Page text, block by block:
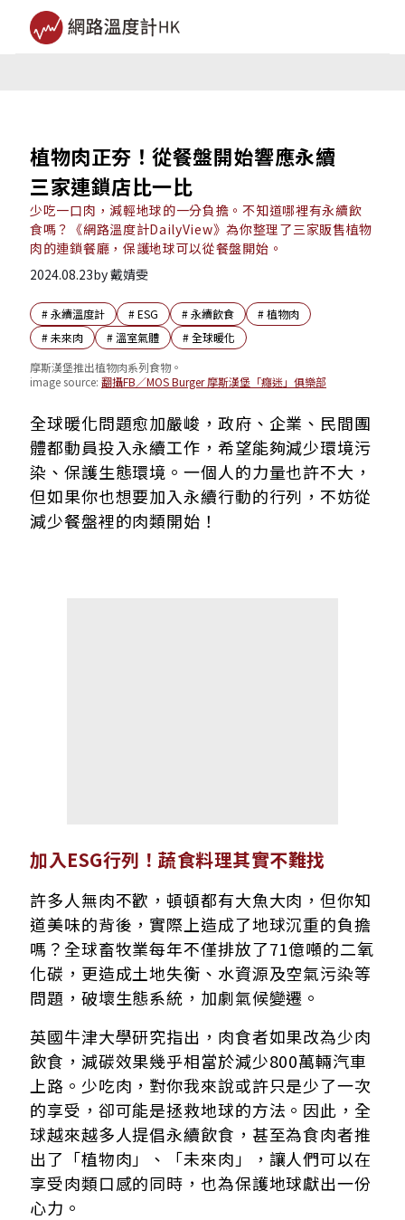
植物肉正夯！從餐盤開始響應永續
三家連鎖店比一比
少吃一口肉，減輕地球的一分負擔。不知道哪裡有永續飲
食嗎？《網路溫度計DailyView》為你整理了三家販售植物
肉的連鎖餐廳，保護地球可以從餐盤開始。
2024.08.23by戴婧雯
#永續溫度計 #ESG #永續飲食 #植物肉
#未來肉 #溫室氣體 #全球暖化
摩斯漢堡推出植物肉系列食物。
image source: 翻攝FB／MOS Burger 摩斯漢堡「癮迷」俱樂部
加入ESG行列！蔬食料理其實不難找
1、摩斯漢堡【植物肉漢堡系列】：
2、路易莎咖啡【經典植物肉排及肉丸系列】：
3、八方雲集【新蔬食水餃、鍋貼】：
全球暖化問題愈加嚴峻，政府、企業、民間團
體都動員投入永續工作，希望能夠減少環境污
染、保護生態環境。一個人的力量也許不大，
但如果你也想要加入永續行動的行列，不妨從
減少餐盤裡的肉類開始！
加入ESG行列！蔬食料理其實不難找
許多人無肉不歡，頓頓都有大魚大肉，但你知
道美味的背後，實際上造成了地球沉重的負擔
嗎？全球畜牧業每年不僅排放了71億噸的二氧
化碳，更造成土地失衡、水資源及空氣污染等
問題，破壞生態系統，加劇氣候變遷。
英國牛津大學研究指出，肉食者如果改為少肉
飲食，減碳效果幾乎相當於減少800萬輛汽車
上路。少吃肉，對你我來說或許只是少了一次
的享受，卻可能是拯救地球的方法。因此，全
球越來越多人提倡永續飲食，甚至為食肉者推
出了「植物肉」、「未來肉」，讓人們可以在
享受肉類口感的同時，也為保護地球獻出一份
心力。